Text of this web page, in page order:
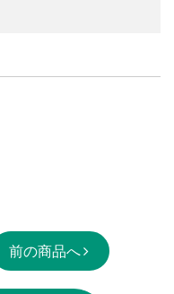
前の商品へ